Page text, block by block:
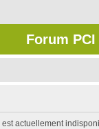
Forum PCI
est actuellement